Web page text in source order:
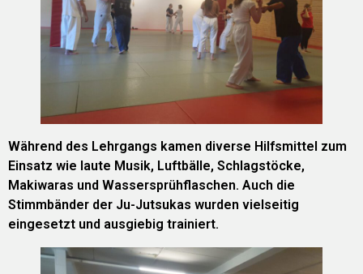
Während des Lehrgangs kamen diverse Hilfsmittel zum
Einsatz wie laute Musik, Luftbälle, Schlagstöcke,
Makiwaras und Wassersprühflaschen. Auch die
Stimmbänder der Ju-Jutsukas wurden vielseitig
eingesetzt und ausgiebig trainiert.